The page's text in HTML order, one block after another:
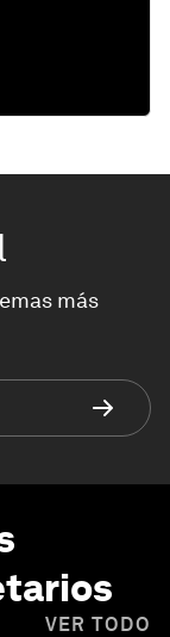
más
VER TODO